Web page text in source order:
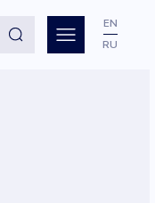
EN
RU